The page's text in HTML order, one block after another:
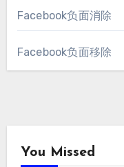
Facebook负面消除
Facebook负面移除
You Missed